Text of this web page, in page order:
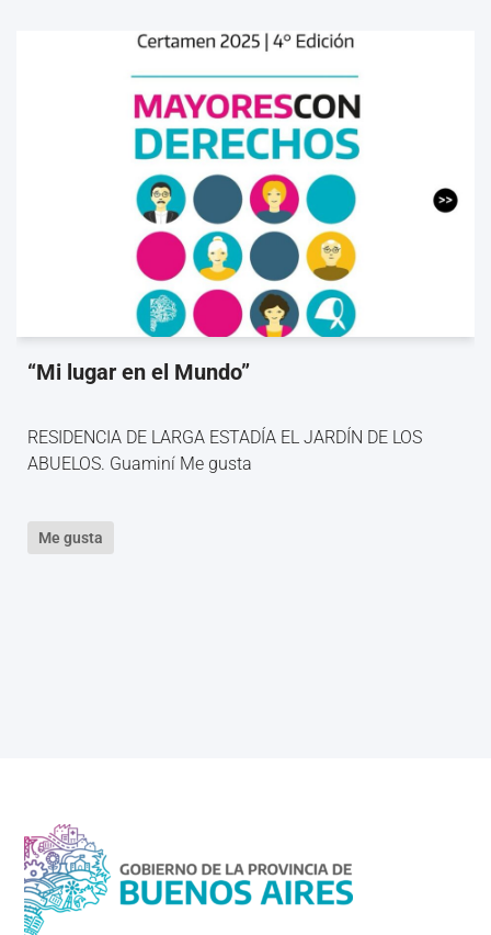
“Mi lugar en el Mundo”
RESIDENCIA DE LARGA ESTADÍA EL JARDÍN DE LOS
ABUELOS. Guaminí Me gusta
Me gusta